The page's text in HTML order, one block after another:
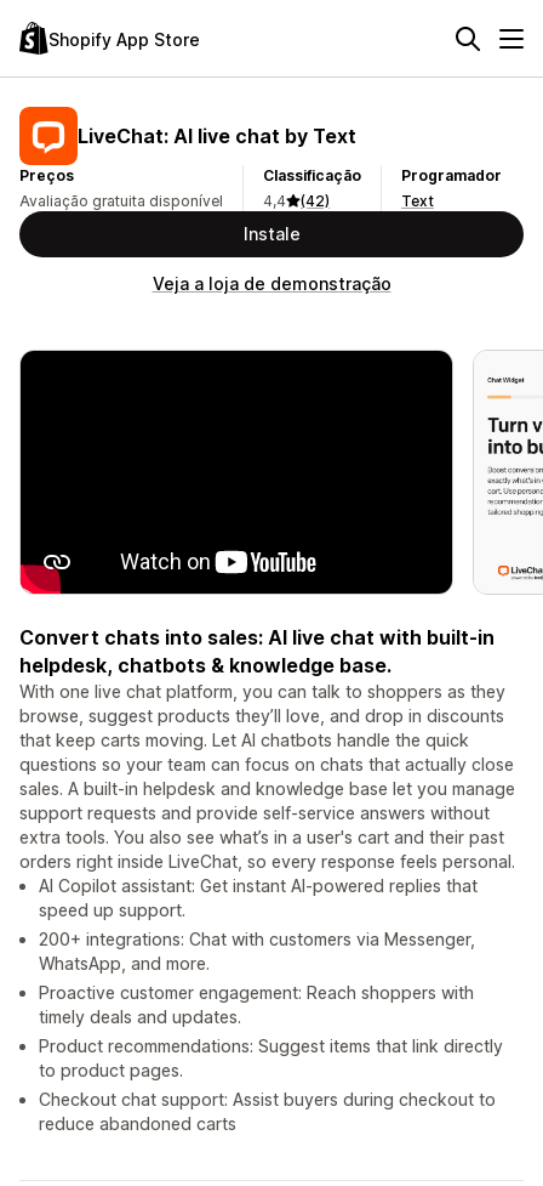
Shopify App Store
LiveChat: AI live chat by Text
Preços
Avaliação gratuita disponível
Classificação
4,4
(42)
Programador
Text
Instale
Veja a loja de demonstração
Convert chats into sales: AI live chat with built-in
helpdesk, chatbots & knowledge base.
With one live chat platform, you can talk to shoppers as they
browse, suggest products they’ll love, and drop in discounts
that keep carts moving. Let AI chatbots handle the quick
questions so your team can focus on chats that actually close
sales. A built-in helpdesk and knowledge base let you manage
support requests and provide self-service answers without
extra tools. You also see what’s in a user's cart and their past
orders right inside LiveChat, so every response feels personal.
AI Copilot assistant: Get instant AI-powered replies that
speed up support.
200+ integrations: Chat with customers via Messenger,
WhatsApp, and more.
Proactive customer engagement: Reach shoppers with
timely deals and updates.
Product recommendations: Suggest items that link directly
to product pages.
Checkout chat support: Assist buyers during checkout to
reduce abandoned carts